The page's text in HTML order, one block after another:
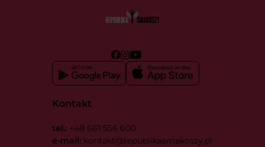
Kontakt
tel.: +48 661 556 600
e-mail: kontakt@republikasmakoszy.pl